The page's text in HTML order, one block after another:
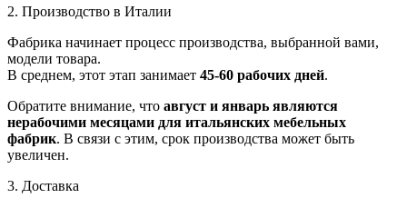
2. Производство в Италии
Фабрика начинает процесс производства, выбранной вами,
модели товара.
В среднем, этот этап занимает 45-60 рабочих дней.
Обратите внимание, что август и январь являются
нерабочими месяцами для итальянских мебельных
фабрик. В связи с этим, срок производства может быть
увеличен.
3. Доставка